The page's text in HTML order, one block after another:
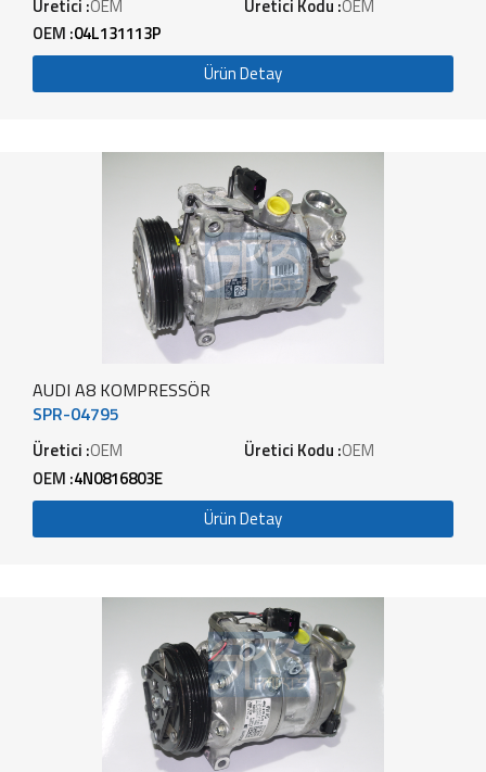
Üretici :OEM Üretici Kodu :OEM
OEM :04L131113P
Ürün Detay
AUDI A8 KOMPRESSÖR
SPR-04795
Üretici :OEM Üretici Kodu :OEM
OEM :4N0816803E
Ürün Detay